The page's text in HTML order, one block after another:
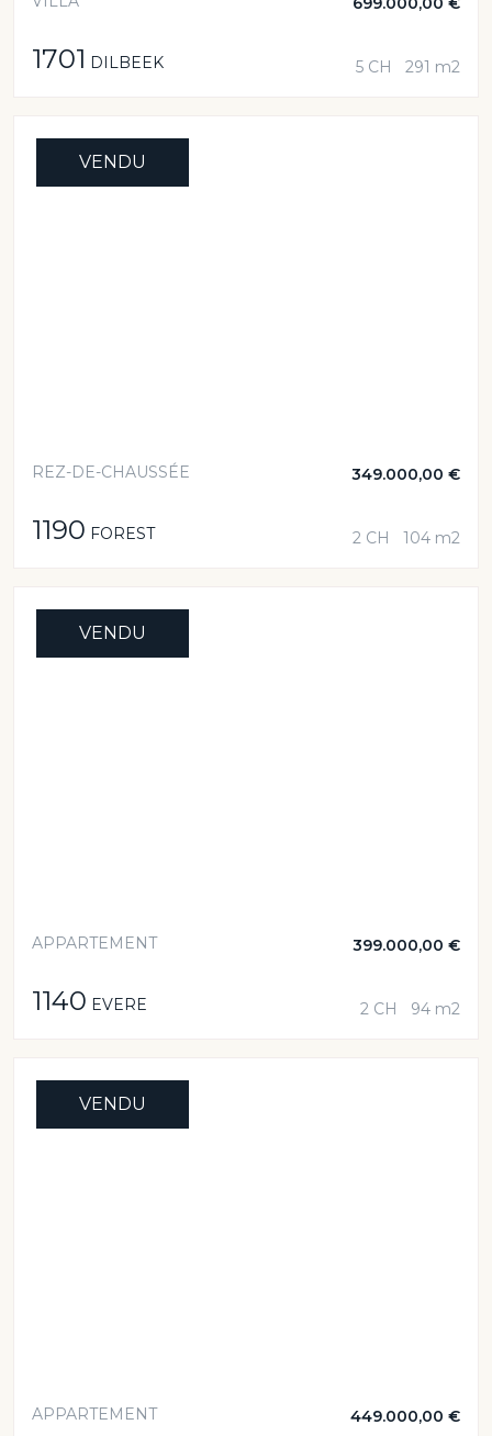
1701 DILBEEK 5 CH 291 m2
VENDU
REZ-DE-CHAUSSÉE 349.000,00 €
1190 FOREST 2 CH 104 m2
VENDU
APPARTEMENT 399.000,00 €
1140 EVERE 2 CH 94 m2
VENDU
APPARTEMENT 449.000,00 €